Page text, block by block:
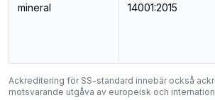
mineral
14001:2015
Ackreditering för SS-standard innebär också
motsvarande utgåva av europeisk och